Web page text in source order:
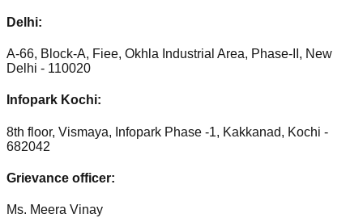
Delhi:
A-66, Block-A, Fiee, Okhla Industrial Area, Phase-II, New
Delhi - 110020
Infopark Kochi:
8th floor, Vismaya, Infopark Phase -1, Kakkanad, Kochi -
682042
Grievance officer:
Ms. Meera Vinay